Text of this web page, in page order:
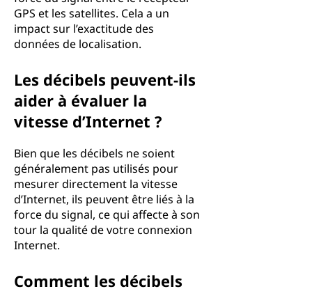
GPS et les satellites. Cela a un
impact sur l’exactitude des
données de localisation.
Les décibels peuvent-ils
aider à évaluer la
vitesse d’Internet ?
Bien que les décibels ne soient
généralement pas utilisés pour
mesurer directement la vitesse
d’Internet, ils peuvent être liés à la
force du signal, ce qui affecte à son
tour la qualité de votre connexion
Internet.
Comment les décibels